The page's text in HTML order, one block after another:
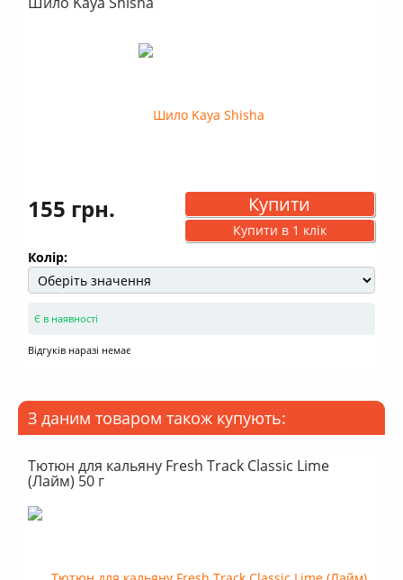
155 грн. Купити
Купити в 1 клік
Колір:
Є в наявності
Відгуків наразі немає
З даним товаром також купують:
Тютюн для кальяну Fresh Track Classic Lime
(Лайм) 50 г